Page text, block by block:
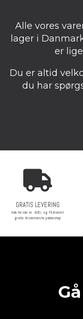
Alle vores
lager i
er
Du er altid
du har
GRATIS LEVERING
Køb for min. kr. 400,- og få leveret
gratis til nærmeste pakkeshop